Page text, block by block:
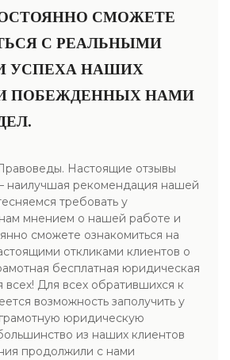
СМОЖЕТЕ
С РЕАЛЬНЫМИ
УСПЕХА НАШИХ
ПОБЕЖДЕННЫХ НАМИ
Настоящие отзывы
наилучшая рекомендация нашей
требовать у
мнением о нашей работе и
сможете ознакомиться на
откликами клиентов о
бесплатная юридическая
всех! Для всех обратившихся к
возможность заполучить у
юридическую
из наших клиентов
продолжили с нами